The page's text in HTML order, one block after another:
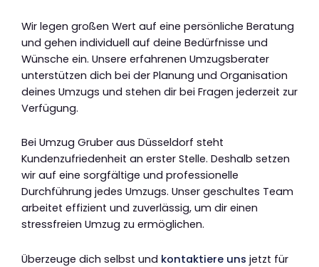
Wir legen großen Wert auf eine persönliche Beratung
und gehen individuell auf deine Bedürfnisse und
Wünsche ein. Unsere erfahrenen Umzugsberater
unterstützen dich bei der Planung und Organisation
deines Umzugs und stehen dir bei Fragen jederzeit zur
Verfügung.
Bei Umzug Gruber aus Düsseldorf steht
Kundenzufriedenheit an erster Stelle. Deshalb setzen
wir auf eine sorgfältige und professionelle
Durchführung jedes Umzugs. Unser geschultes Team
arbeitet effizient und zuverlässig, um dir einen
stressfreien Umzug zu ermöglichen.
Überzeuge dich selbst und kontaktiere uns jetzt für